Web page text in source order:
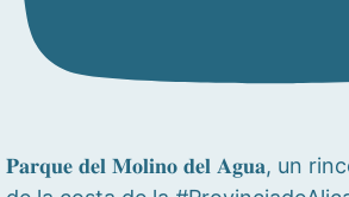
𝐏𝐚𝐫𝐪𝐮𝐞 𝐝𝐞𝐥 𝐌𝐨𝐥𝐢𝐧𝐨 𝐝𝐞𝐥 𝐀𝐠𝐮𝐚, un